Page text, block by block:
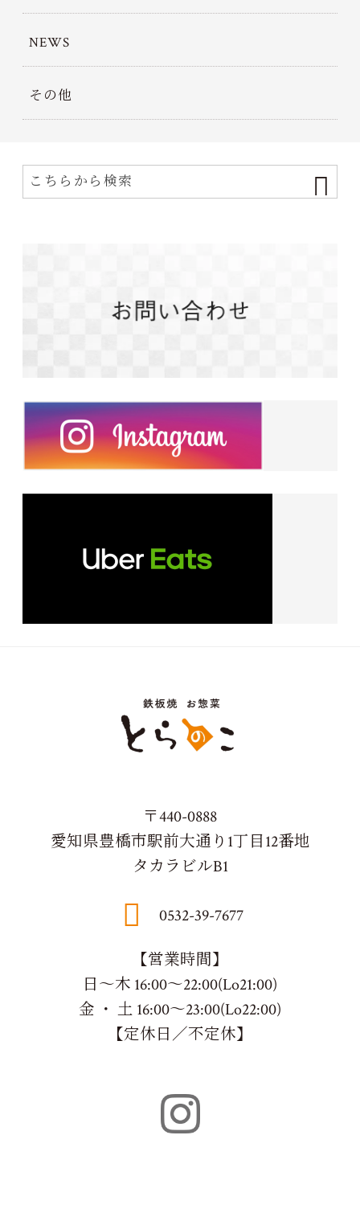
NEWS
その他
〒440-0888
愛知県豊橋市駅前大通り1丁目12番地
タカラビルB1
0532-39-7677
【営業時間】
日～木 16:00～22:00(Lo21:00)
金 ・ 土 16:00～23:00(Lo22:00)
【定休日／不定休】